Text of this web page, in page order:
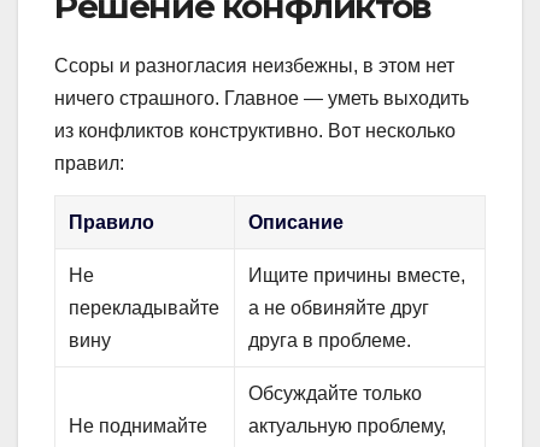
Ссоры и разногласия неизбежны, в этом нет
ничего страшного. Главное — уметь выходить
из конфликтов конструктивно. Вот несколько
правил:
Правило Описание
Не
перекладывайте
вину
Ищите причины вместе,
а не обвиняйте друг
друга в проблеме.
Не поднимайте
Обсуждайте только
актуальную проблему,